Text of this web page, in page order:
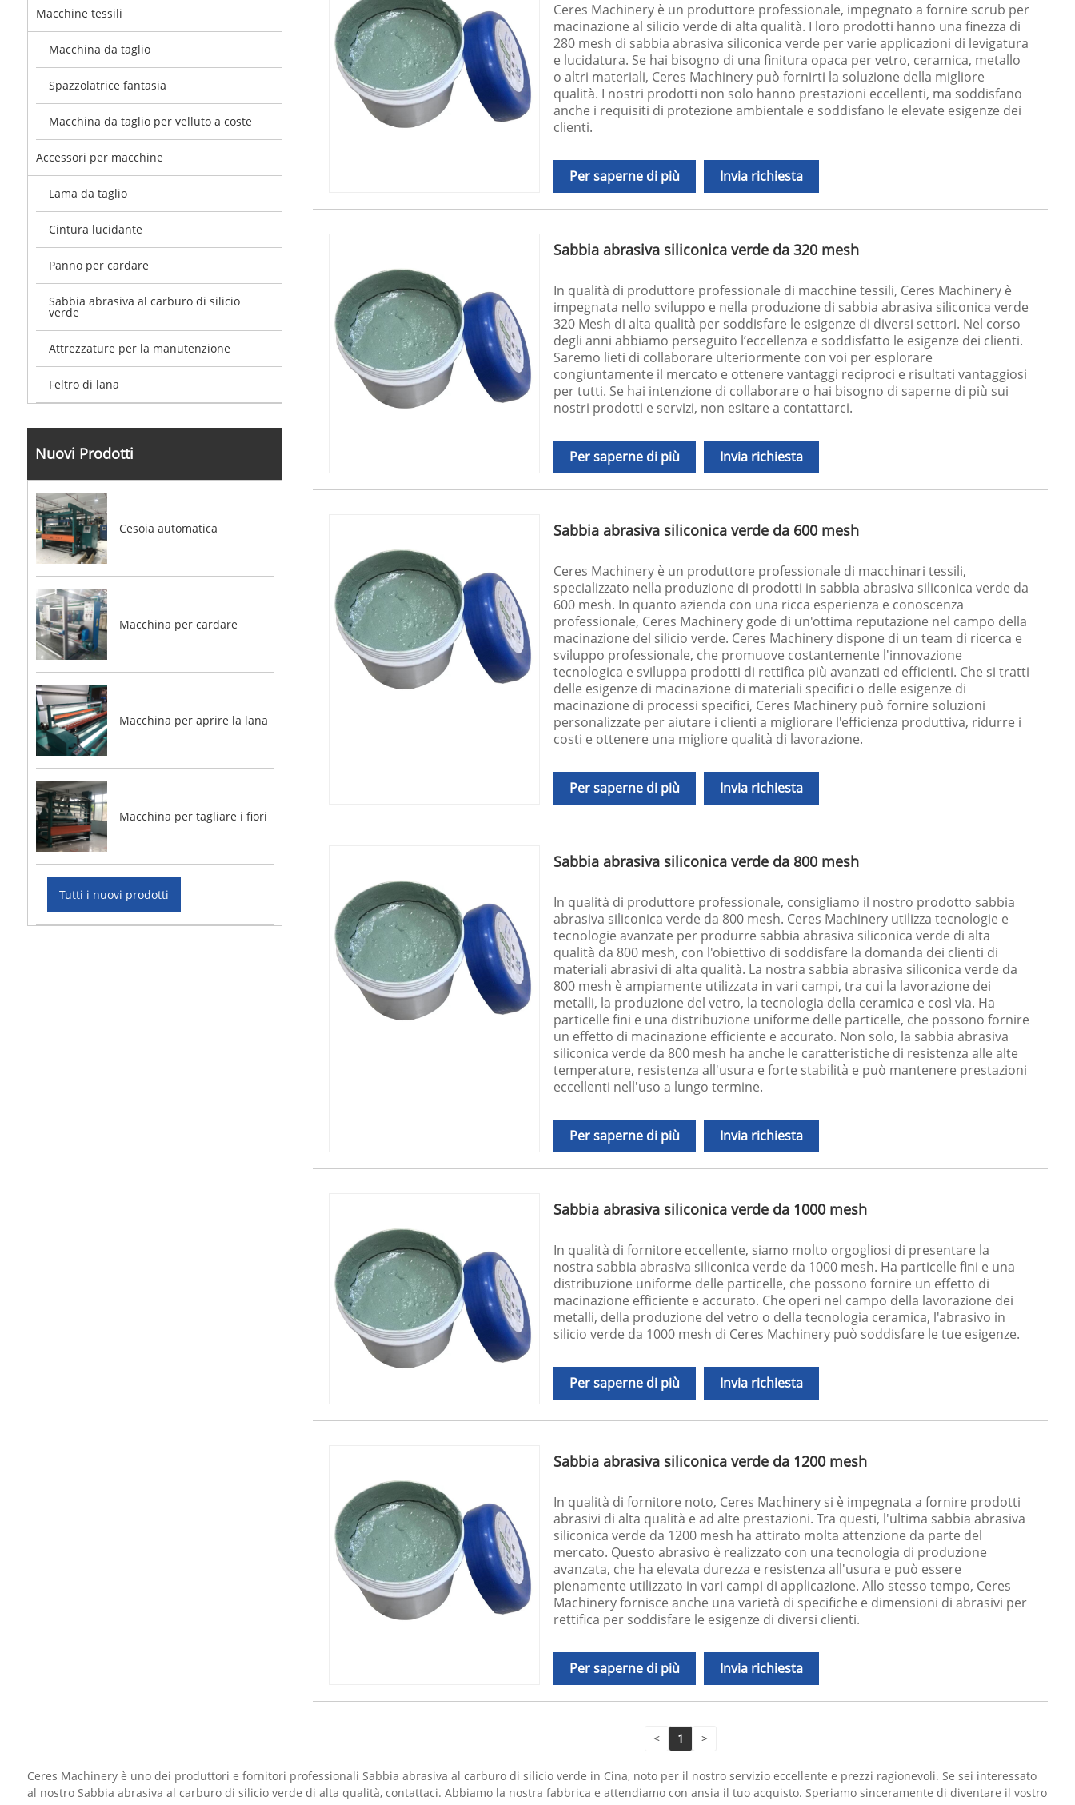
Macchine tessili
Macchina da taglio
Spazzolatrice fantasia
Macchina da taglio per velluto a coste
Accessori per macchine
Lama da taglio
Cintura lucidante
Panno per cardare
Sabbia abrasiva al carburo di silicio
verde
Attrezzature per la manutenzione
Feltro di lana
Nuovi Prodotti
Cesoia automatica
Macchina per cardare
Macchina per aprire la lana
Macchina per tagliare i fiori
Tutti i nuovi prodotti
Ceres Machinery è un produttore professionale, impegnato a fornire scrub per
macinazione al silicio verde di alta qualità. I loro prodotti hanno una finezza di
280 mesh di sabbia abrasiva siliconica verde per varie applicazioni di levigatura
e lucidatura. Se hai bisogno di una finitura opaca per vetro, ceramica, metallo
o altri materiali, Ceres Machinery può fornirti la soluzione della migliore
qualità. I nostri prodotti non solo hanno prestazioni eccellenti, ma soddisfano
anche i requisiti di protezione ambientale e soddisfano le elevate esigenze dei
clienti.
Per saperne di più Invia richiesta
Sabbia abrasiva siliconica verde da 320 mesh
In qualità di produttore professionale di macchine tessili, Ceres Machinery è
impegnata nello sviluppo e nella produzione di sabbia abrasiva siliconica verde
320 Mesh di alta qualità per soddisfare le esigenze di diversi settori. Nel corso
degli anni abbiamo perseguito l’eccellenza e soddisfatto le esigenze dei clienti.
Saremo lieti di collaborare ulteriormente con voi per esplorare
congiuntamente il mercato e ottenere vantaggi reciproci e risultati vantaggiosi
per tutti. Se hai intenzione di collaborare o hai bisogno di saperne di più sui
nostri prodotti e servizi, non esitare a contattarci.
Per saperne di più Invia richiesta
Sabbia abrasiva siliconica verde da 600 mesh
Ceres Machinery è un produttore professionale di macchinari tessili,
specializzato nella produzione di prodotti in sabbia abrasiva siliconica verde da
600 mesh. In quanto azienda con una ricca esperienza e conoscenza
professionale, Ceres Machinery gode di un'ottima reputazione nel campo della
macinazione del silicio verde. Ceres Machinery dispone di un team di ricerca e
sviluppo professionale, che promuove costantemente l'innovazione
tecnologica e sviluppa prodotti di rettifica più avanzati ed efficienti. Che si tratti
delle esigenze di macinazione di materiali specifici o delle esigenze di
macinazione di processi specifici, Ceres Machinery può fornire soluzioni
personalizzate per aiutare i clienti a migliorare l'efficienza produttiva, ridurre i
costi e ottenere una migliore qualità di lavorazione.
Per saperne di più Invia richiesta
Sabbia abrasiva siliconica verde da 800 mesh
In qualità di produttore professionale, consigliamo il nostro prodotto sabbia
abrasiva siliconica verde da 800 mesh. Ceres Machinery utilizza tecnologie e
tecnologie avanzate per produrre sabbia abrasiva siliconica verde di alta
qualità da 800 mesh, con l'obiettivo di soddisfare la domanda dei clienti di
materiali abrasivi di alta qualità. La nostra sabbia abrasiva siliconica verde da
800 mesh è ampiamente utilizzata in vari campi, tra cui la lavorazione dei
metalli, la produzione del vetro, la tecnologia della ceramica e così via. Ha
particelle fini e una distribuzione uniforme delle particelle, che possono fornire
un effetto di macinazione efficiente e accurato. Non solo, la sabbia abrasiva
siliconica verde da 800 mesh ha anche le caratteristiche di resistenza alle alte
temperature, resistenza all'usura e forte stabilità e può mantenere prestazioni
eccellenti nell'uso a lungo termine.
Per saperne di più Invia richiesta
Sabbia abrasiva siliconica verde da 1000 mesh
In qualità di fornitore eccellente, siamo molto orgogliosi di presentare la
nostra sabbia abrasiva siliconica verde da 1000 mesh. Ha particelle fini e una
distribuzione uniforme delle particelle, che possono fornire un effetto di
macinazione efficiente e accurato. Che operi nel campo della lavorazione dei
metalli, della produzione del vetro o della tecnologia ceramica, l'abrasivo in
silicio verde da 1000 mesh di Ceres Machinery può soddisfare le tue esigenze.
Per saperne di più Invia richiesta
Sabbia abrasiva siliconica verde da 1200 mesh
In qualità di fornitore noto, Ceres Machinery si è impegnata a fornire prodotti
abrasivi di alta qualità e ad alte prestazioni. Tra questi, l'ultima sabbia abrasiva
siliconica verde da 1200 mesh ha attirato molta attenzione da parte del
mercato. Questo abrasivo è realizzato con una tecnologia di produzione
avanzata, che ha elevata durezza e resistenza all'usura e può essere
pienamente utilizzato in vari campi di applicazione. Allo stesso tempo, Ceres
Machinery fornisce anche una varietà di specifiche e dimensioni di abrasivi per
rettifica per soddisfare le esigenze di diversi clienti.
Per saperne di più Invia richiesta
< 1 >
Ceres Machinery è uno dei produttori e fornitori professionali Sabbia abrasiva al carburo di silicio verde in Cina, noto per il nostro servizio eccellente e prezzi ragionevoli. Se sei interessato
al nostro Sabbia abrasiva al carburo di silicio verde di alta qualità, contattaci. Abbiamo la nostra fabbrica e attendiamo con ansia il tuo acquisto. Speriamo sinceramente di diventare il vostro